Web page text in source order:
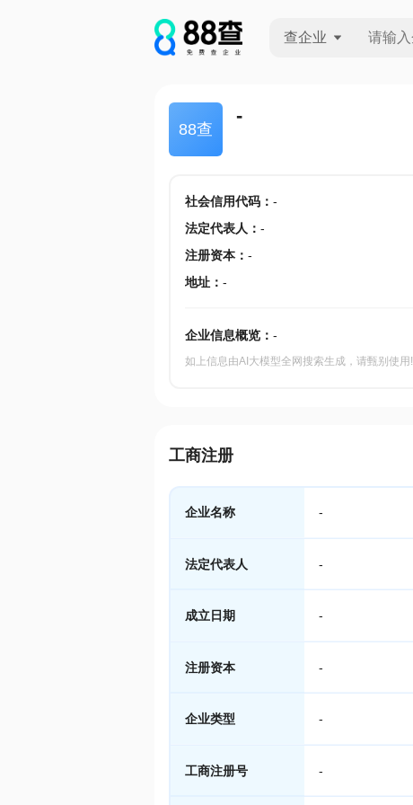
查企业
88查
-
社会信用代码： -
法定代表人 ： -
注册资本： -
地址： -
企业信息概览： -
如上信息由AI大模型全网搜索生成，请甄别使用!
工商注册
企业名称 -
法定代表人 -
成立日期 -
注册资本 -
企业类型 -
工商注册号 -